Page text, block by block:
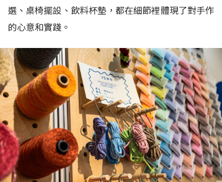
選、桌椅擺設、飲料杯墊，都在細節裡體現了對手作
的心意和實踐。